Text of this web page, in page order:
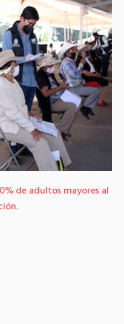
de adultos mayores al